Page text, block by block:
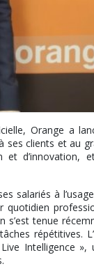
Orange a
ses clients et au
d’innovation,
salariés à
quotidien
tenue
répétitives.
Intelligence »,